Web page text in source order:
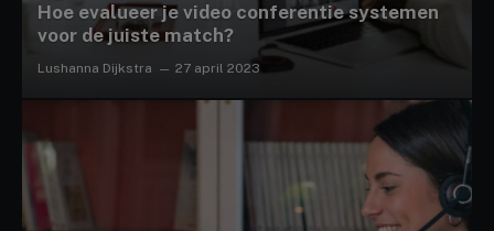
Hoe evalueer je video conferentie systemen
voor de juiste match?
Lushanna Dijkstra 27 april 2023